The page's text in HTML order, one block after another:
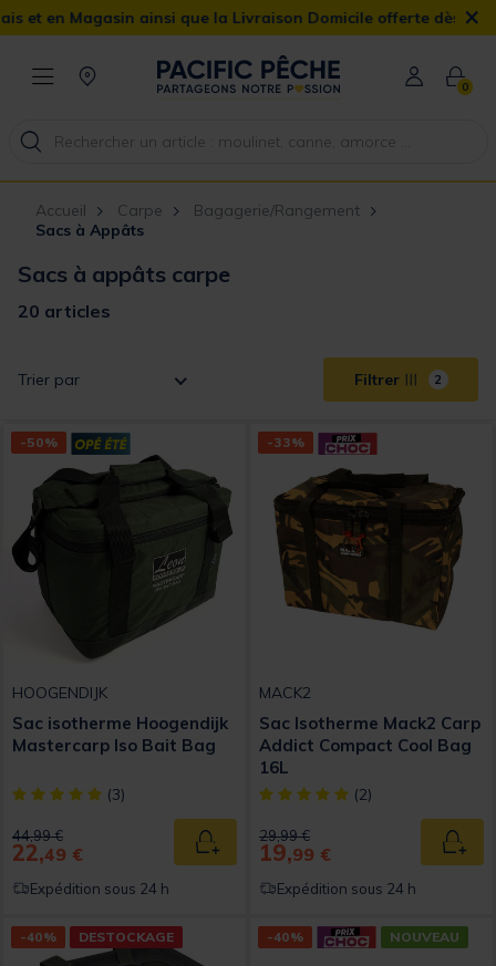
ainsi que la Livraison Domicile offerte dès 90€ ×
0
Accueil Carpe
Bagagerie/Rangement
Sacs à Appâts
Sacs à appâts carpe
20 articles
Trier par Filtrer 2
-50%
HOOGENDIJK
Sac isotherme Hoogendijk
Mastercarp Iso Bait Bag
[object Object] out of 5 Customer Rating
(3)
Price reduced from
44,99 €to
22,49 € Ajouter au panier
Expédition sous 24 h
-33%
MACK2
Sac Isotherme Mack2 Carp
Addict Compact Cool Bag
16L
[object Object] out of 5
(2)
Price reduced from
29,99 €to
19,99 €
Expédition sous 24 h
-40% DESTOCKAGE -40% NOUVEAU